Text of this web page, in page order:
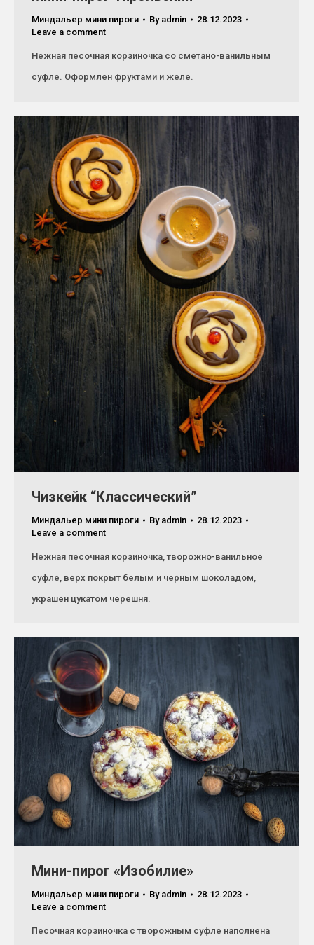
Миндальер мини пироги By admin
28.12.2023
Leave a comment
Нежная песочная корзиночка со сметано-ванильным
суфле. Оформлен фруктами и желе.
Чизкейк “Классический”
Миндальер мини пироги By admin
28.12.2023
Leave a comment
Нежная песочная корзиночка, творожно-ванильное
суфле, верх покрыт белым и черным шоколадом,
украшен цукатом черешня.
Мини-пирог «Изобилие»
Миндальер мини пироги By admin
28.12.2023
Leave a comment
Песочная корзиночка с творожным суфле наполнена